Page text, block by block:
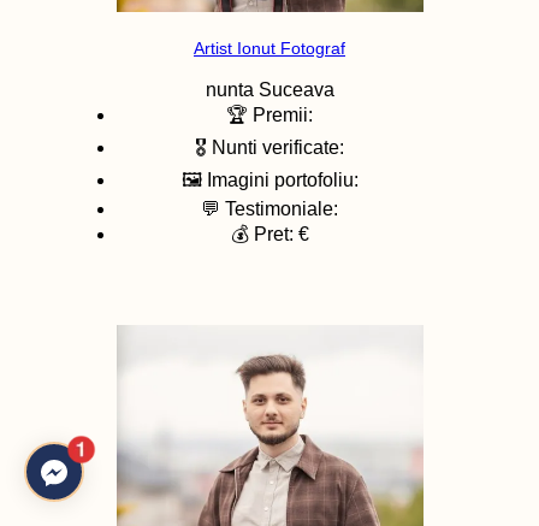
Artist Ionut Fotograf
nunta Suceava
🏆 Premii:
🎖️ Nunti verificate:
🖼️ Imagini portofoliu:
💬 Testimoniale:
💰 Pret: €